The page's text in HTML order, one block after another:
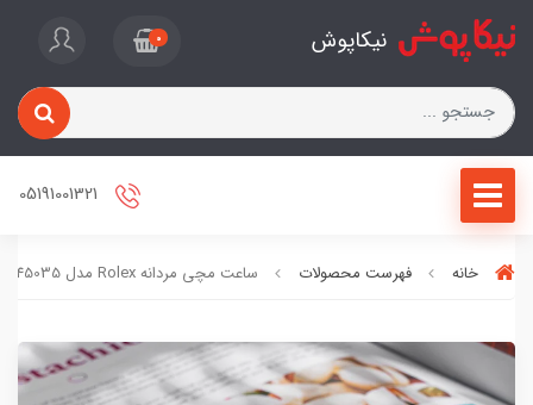
نیکاپوش 0
خانه فهرست محصولات ساعت مچی مردانه Rolex مدل 45035